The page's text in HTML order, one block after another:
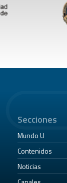
Secciones
Mundo U
Contenidos
Noticias